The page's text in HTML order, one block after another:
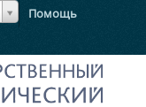
Помощь